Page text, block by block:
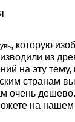
, которую
из
на эту
странам
очень дешево.
на нашем